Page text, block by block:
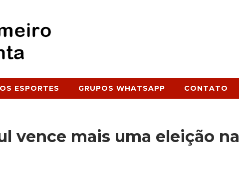
ESPORTES GRUPOS WHATSAPP CONTATO
vence mais uma eleição na